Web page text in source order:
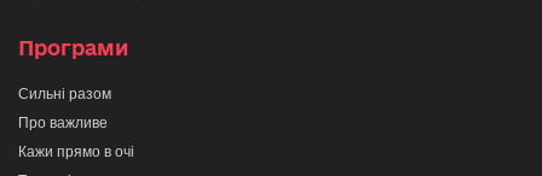
Програми
Сильні разом
Про важливе
Кажи прямо в очі